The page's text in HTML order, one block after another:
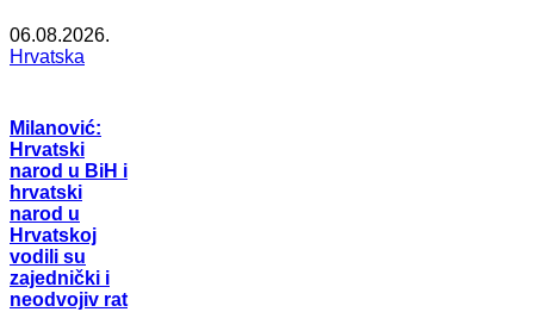
06.08.2026.
Hrvatska
Milanović:
Hrvatski
narod u BiH i
hrvatski
narod u
Hrvatskoj
vodili su
zajednički i
neodvojiv rat